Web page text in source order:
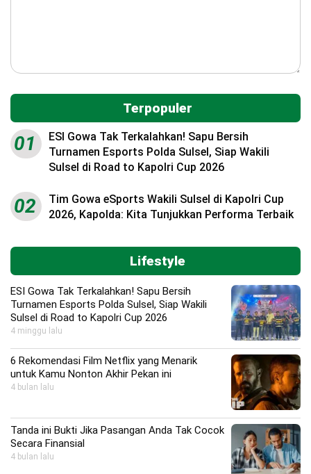
Terpopuler
01
ESI Gowa Tak Terkalahkan! Sapu Bersih
Turnamen Esports Polda Sulsel, Siap Wakili
Sulsel di Road to Kapolri Cup 2026
02
Tim Gowa eSports Wakili Sulsel di Kapolri Cup
2026, Kapolda: Kita Tunjukkan Performa Terbaik
Lifestyle
ESI Gowa Tak Terkalahkan! Sapu Bersih
Turnamen Esports Polda Sulsel, Siap Wakili
Sulsel di Road to Kapolri Cup 2026
4 minggu lalu
6 Rekomendasi Film Netflix yang Menarik
untuk Kamu Nonton Akhir Pekan ini
4 bulan lalu
Tanda ini Bukti Jika Pasangan Anda Tak Cocok
Secara Finansial
4 bulan lalu